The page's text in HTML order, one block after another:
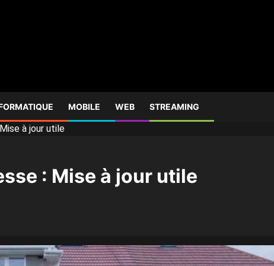
MOBILE WEB STREAMING
à jour utile
: Mise à jour utile